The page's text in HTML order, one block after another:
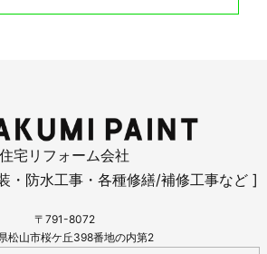
住宅リフォーム会社
・防水工事・各種修繕/補修工事など ]
〒791-8072
松山市桜ケ丘398番地の内第2